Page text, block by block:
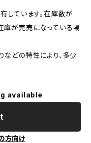
しています。在庫数が
庫が完売になっている場
どの特性により、多少
available
方向け